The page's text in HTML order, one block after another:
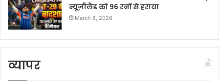
न्यूज़ीलैंड को 96 रनों से हराया
March 8, 2026
व्यापर